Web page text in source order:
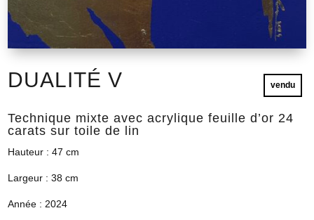
DUALITÉ V vendu
Technique mixte avec acrylique feuille d’or 24
carats sur toile de lin
Hauteur : 47 cm
Largeur : 38 cm
Année : 2024